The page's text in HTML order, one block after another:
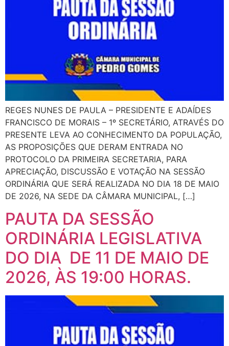
REGES NUNES DE PAULA – PRESIDENTE E ADAÍDES
FRANCISCO DE MORAIS – 1º SECRETÁRIO, ATRAVÉS DO
PRESENTE LEVA AO CONHECIMENTO DA POPULAÇÃO,
AS PROPOSIÇÕES QUE DERAM ENTRADA NO
PROTOCOLO DA PRIMEIRA SECRETARIA, PARA
APRECIAÇÃO, DISCUSSÃO E VOTAÇÃO NA SESSÃO
ORDINÁRIA QUE SERÁ REALIZADA NO DIA 18 DE MAIO
DE 2026, NA SEDE DA CÂMARA MUNICIPAL, […]
PAUTA DA SESSÃO
ORDINÁRIA LEGISLATIVA
DO DIA DE 11 DE MAIO DE
2026, ÀS 19:00 HORAS.